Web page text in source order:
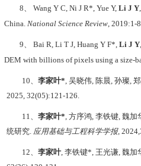
8、 Wang Y C, Ni J R* , Yue Y, Li J Y
China. National Science Review , 2019:1-8.
9、 Bai R, Li T J, Huang Y F* Li J Y
DEM with billions of pixels using a size-
10 李家叶* 吴晓伟, 陈晨 孙璨,
2025, 32(05):121-126.
11 李家叶* 方序鸿, 李铁键, 魏加
统研究 应用基础与工程科学学报,
12 李家叶, 李铁键* 王光谦, 魏加